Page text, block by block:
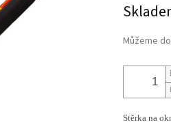
cena:
Můžeme
Stěrka na